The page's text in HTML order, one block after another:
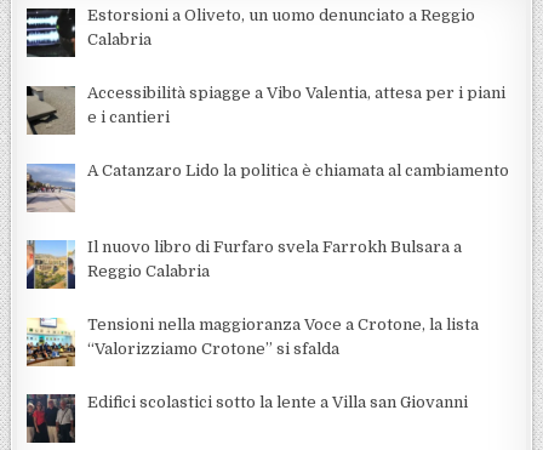
Estorsioni a Oliveto, un uomo denunciato a Reggio
Calabria
Accessibilità spiagge a Vibo Valentia, attesa per i piani
e i cantieri
A Catanzaro Lido la politica è chiamata al cambiamento
Il nuovo libro di Furfaro svela Farrokh Bulsara a
Reggio Calabria
Tensioni nella maggioranza Voce a Crotone, la lista
“Valorizziamo Crotone” si sfalda
Edifici scolastici sotto la lente a Villa san Giovanni